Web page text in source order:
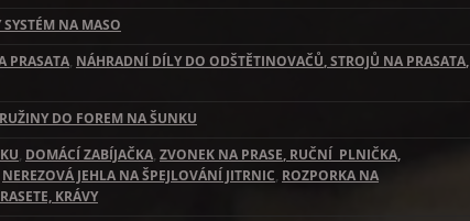
SYSTÉM NA MASO
PRASATA, NÁHRADNÍ DÍLY DO ODŠTĚTINOVAČŮ, STROJŮ NA PRASATA,
DO FOREM NA ŠUNKU
, DOMÁCÍ ZABÍJAČKA, ZVONEK NA PRASE, RUČNÍ PLNIČKA,
NEREZOVÁ JEHLA NA ŠPEJLOVÁNÍ JITRNIC, ROZPORKA NA
KRÁVY